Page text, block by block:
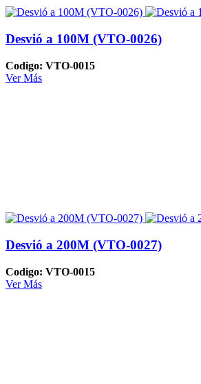
Desvió a 100M (VTO-0026)
Codigo: VTO-0015
Ver Más
Desvió a 200M (VTO-0027)
Codigo: VTO-0015
Ver Más